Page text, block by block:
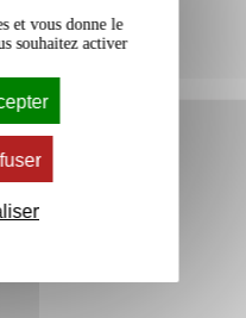
et vous donne le
souhaitez activer